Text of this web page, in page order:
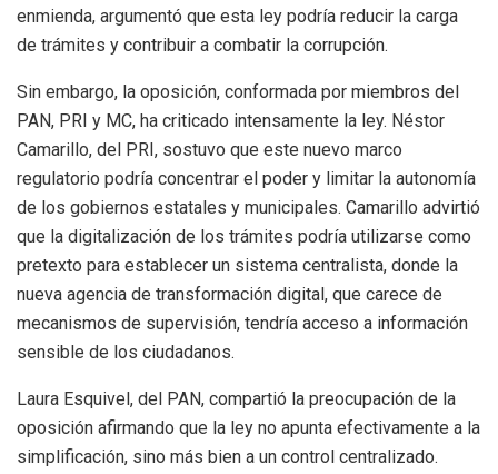
enmienda, argumentó que esta ley podría reducir la carga
de trámites y contribuir a combatir la corrupción.
Sin embargo, la oposición, conformada por miembros del
PAN, PRI y MC, ha criticado intensamente la ley. Néstor
Camarillo, del PRI, sostuvo que este nuevo marco
regulatorio podría concentrar el poder y limitar la autonomía
de los gobiernos estatales y municipales. Camarillo advirtió
que la digitalización de los trámites podría utilizarse como
pretexto para establecer un sistema centralista, donde la
nueva agencia de transformación digital, que carece de
mecanismos de supervisión, tendría acceso a información
sensible de los ciudadanos.
Laura Esquivel, del PAN, compartió la preocupación de la
oposición afirmando que la ley no apunta efectivamente a la
simplificación, sino más bien a un control centralizado.